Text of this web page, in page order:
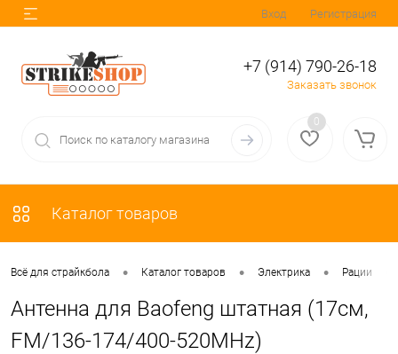
Вход Регистрация
+7 (914) 790-26-18
Заказать звонок
0
Каталог товаров
Всё для страйкбола • Каталог товаров • Электрика • Рации
Антенна для Baofeng штатная (17см,
FM/136-174/400-520MHz)